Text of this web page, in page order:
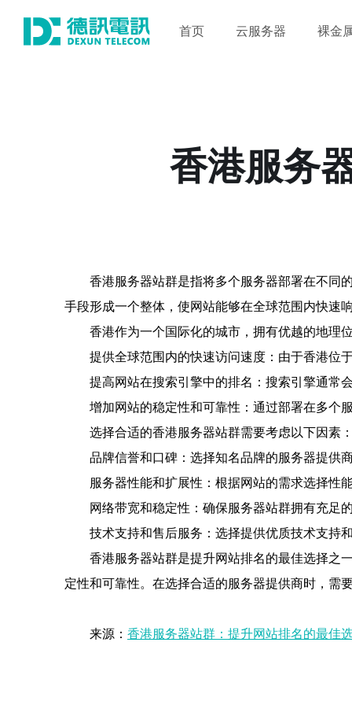
首页 云服务器 裸金
香港服务
香港服务器站群是指将多个服务器部署在不同
手段形成一个整体，使网站能够在全球范围内快速
香港作为一个国际化的城市，拥有优越的地理
提供全球范围内的快速访问速度：由于香港位
提高网站在搜索引擎中的排名：搜索引擎通常
增加网站的稳定性和可靠性：通过部署在多个
选择合适的香港服务器站群需要考虑以下因素
品牌信誉和口碑：选择知名品牌的服务器提供
服务器性能和扩展性：根据网站的需求选择性
网络带宽和稳定性：确保服务器站群拥有充足
技术支持和售后服务：选择提供优质技术支持
香港服务器站群是提升网站排名的最佳选择之
定性和可靠性。在选择合适的服务器提供商时，需
来源： 香港服务器站群：提升网站排名的最佳